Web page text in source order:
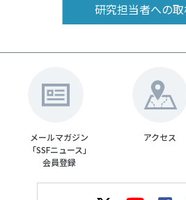
研究担当者への
メールマガジン
「SSFニュース」
会員登録
アクセス